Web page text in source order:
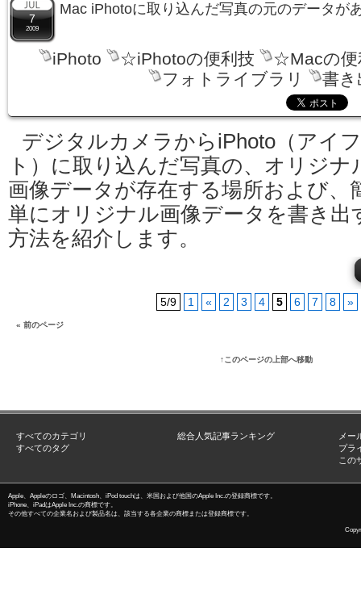
7
2009
Mac iPhotoに取り込んだ写真の元のデータが
iPhoto ☆iPhotoの便利技
☆Macの便
フォトライブラリ
書き
デジタルカメラからiPhoto（アイ
ト）に取り込んだ写真の、オリジナ
画像データが存在する場所および、
単にオリジナル画像データを書き出
方法を紹介します。
5/9 1 « 2 3 4 5 6 7 8 »
« 前のページ
↑このページの上部へ移動
すべてのカテゴリ
すべてのタグ
総合人気記事ランキング
メー
プラ
この
Apple、Appleのロゴ、Macintosh、iPod touchは、米国および他国のApple Inc.の登録商標です。
iPhone、iPadはApple Inc.の商標です。
その他すべての企業名および製品名は、該当する各企業の商標または登録商標です。